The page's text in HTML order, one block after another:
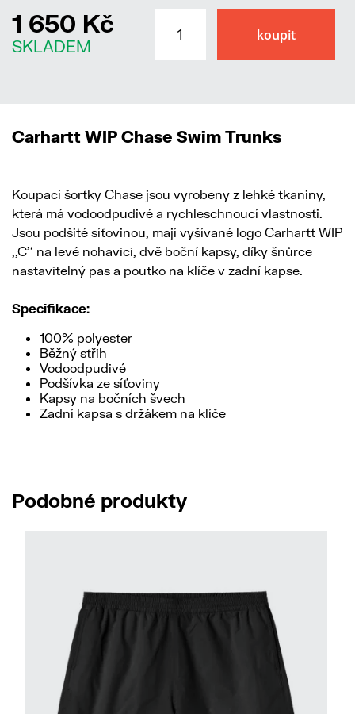
1 650 Kč
SKLADEM
Carhartt WIP Chase Swim Trunks
Koupací šortky Chase jsou vyrobeny z lehké tkaniny,
která má vodoodpudivé a rychleschnoucí vlastnosti.
Jsou podšité síťovinou, mají vyšívané logo Carhartt WIP
,‚C'‘ na levé nohavici, dvě boční kapsy, díky šnůrce
nastavitelný pas a poutko na klíče v zadní kapse.
Specifikace:
100% polyester
Běžný střih
Vodoodpudivé
Podšívka ze síťoviny
Kapsy na bočních švech
Zadní kapsa s držákem na klíče
Podobné produkty